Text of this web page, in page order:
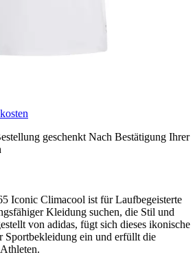
geschenkt Nach Bestätigung Ihrer
Iconic Climacool ist für Laufbegeisterte
Kleidung suchen, die Stil und
von adidas, fügt sich dieses ikonische
Sportbekleidung ein und erfüllt die